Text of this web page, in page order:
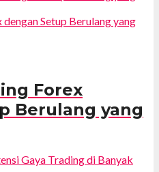
Forex
Berulang yang